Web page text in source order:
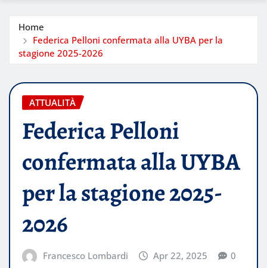
Home
Federica Pelloni confermata alla UYBA per la
stagione 2025-2026
ATTUALITÀ
Federica Pelloni
confermata alla UYBA
per la stagione 2025-
2026
Francesco Lombardi Apr 22, 2025 0